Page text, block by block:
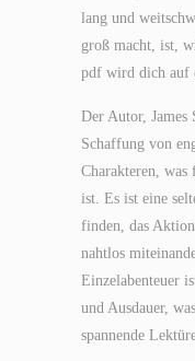
lang und
groß macht, ist,
pdf wird dich auf
Der Autor,
Schaffung von
Charakteren, was
ist. Es ist eine
finden, das
nahtlos
Einzelabenteuer
und Ausdauer,
spannende